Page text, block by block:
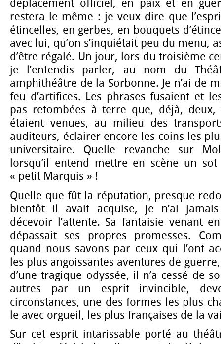
déplacement officiel, en paix et en
restera le même : je veux dire que
étincelles, en gerbes, en bouquets
avec lui, qu’on s’inquiétait peu du menu,
d’être régalé. Un jour, lors du troisième
je l’entendis parler, au nom du
amphithéâtre de la Sorbonne. Je n’ai de
feu d’artifices. Les phrases fusaient et
pas retombées à terre que, déjà, deux,
étaient venues, au milieu des
auditeurs, éclairer encore les coins les
universitaire. Quelle revanche sur
lorsqu’il entend mettre en scène un
« petit Marquis » !
Quelle que fût la réputation, presque
bientôt il avait acquise, je n’ai
décevoir l’attente. Sa fantaisie venant
dépassait ses propres promesses.
quand nous savons par ceux qui l’ont
les plus angoissantes aventures de
d’une tragique odyssée, il n’a cessé de
autres par un esprit invincible,
circonstances, une des formes les plus
le avec orgueil, les plus françaises de la
Sur cet esprit intarissable porté au